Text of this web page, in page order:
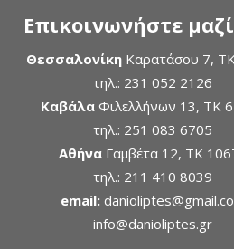
Επικοινωνήστε
ΘεσσαλονίκηΚαρατάσου 7,
τηλ.: 231 052 2126
ΚαβάλαΦιλελλήνων 13, ΤΚ
τηλ.: 251 083 6705
ΑθήναΓαμβέτα 12, ΤΚ
τηλ.: 211 410 8039
email:
info@danioliptes.gr